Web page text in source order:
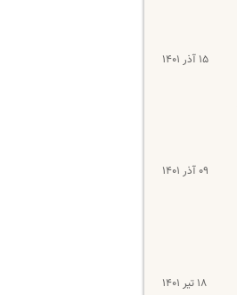
۱۵ آذر ۱۴۰۱
۰۹ آذر ۱۴۰۱
۱۸ تیر ۱۴۰۱